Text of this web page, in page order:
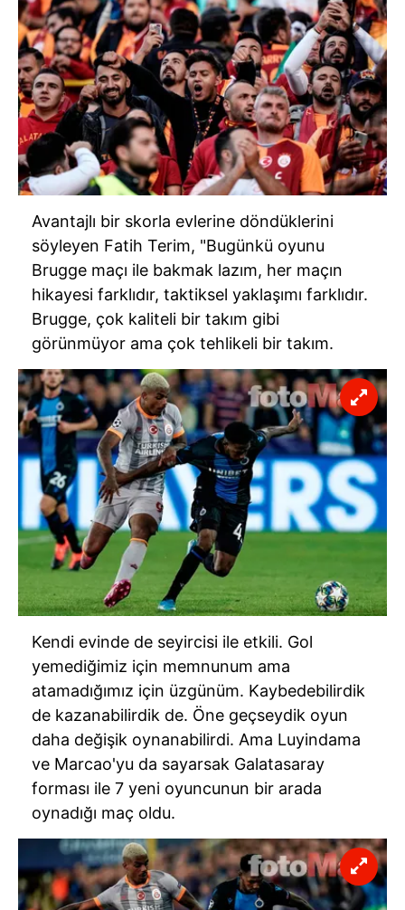
Avantajlı bir skorla evlerine döndüklerini
söyleyen Fatih Terim, "Bugünkü oyunu
Brugge maçı ile bakmak lazım, her maçın
hikayesi farklıdır, taktiksel yaklaşımı farklıdır.
Brugge, çok kaliteli bir takım gibi
görünmüyor ama çok tehlikeli bir takım.
Kendi evinde de seyircisi ile etkili. Gol
yemediğimiz için memnunum ama
atamadığımız için üzgünüm. Kaybedebilirdik
de kazanabilirdik de. Öne geçseydik oyun
daha değişik oynanabilirdi. Ama Luyindama
ve Marcao'yu da sayarsak Galatasaray
forması ile 7 yeni oyuncunun bir arada
oynadığı maç oldu.